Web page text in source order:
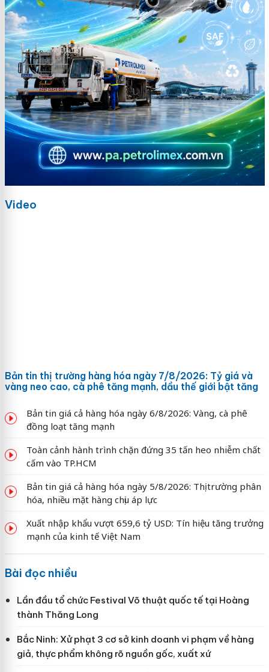
Video
Bản tin thị trường hàng hóa ngày 7/8/2026: Tỷ giá và
vàng neo cao, cà phê tăng mạnh, dầu thế giới bật tăng
Bản tin giá cả hàng hóa ngày 6/8/2026: Vàng, cà phê
đồng loạt tăng mạnh
Toàn cảnh hành trình chặn đứng 35 tấn heo nhiễm chất
cấm vào TP.HCM
Bản tin giá cả hàng hóa ngày 5/8/2026: Thị trường phân
hóa, nhiều mặt hàng chịu áp lực
Xuất nhập khẩu vượt 659,6 tỷ USD: Tín hiệu tăng trưởng
mạnh của kinh tế Việt Nam
Bài đọc nhiều
Lần đầu tổ chức Festival Võ thuật quốc tế tại Hoàng
thành Thăng Long
Bắc Ninh: Xử phạt 3 cơ sở kinh doanh vi phạm về hàng
giả, thực phẩm không rõ nguồn gốc, xuất xứ